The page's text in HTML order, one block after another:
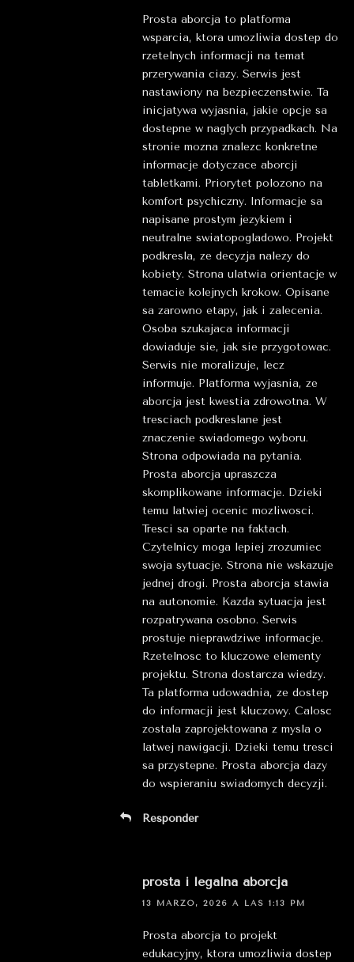
Prosta aborcja to platforma
wsparcia, ktora umozliwia dostep do
rzetelnych informacji na temat
przerywania ciazy. Serwis jest
nastawiony na bezpieczenstwie. Ta
inicjatywa wyjasnia, jakie opcje sa
dostepne w naglych przypadkach. Na
stronie mozna znalezc konkretne
informacje dotyczace aborcji
tabletkami. Priorytet polozono na
komfort psychiczny. Informacje sa
napisane prostym jezykiem i
neutralne swiatopogladowo. Projekt
podkresla, ze decyzja nalezy do
kobiety. Strona ulatwia orientacje w
temacie kolejnych krokow. Opisane
sa zarowno etapy, jak i zalecenia.
Osoba szukajaca informacji
dowiaduje sie, jak sie przygotowac.
Serwis nie moralizuje, lecz
informuje. Platforma wyjasnia, ze
aborcja jest kwestia zdrowotna. W
tresciach podkreslane jest
znaczenie swiadomego wyboru.
Strona odpowiada na pytania.
Prosta aborcja upraszcza
skomplikowane informacje. Dzieki
temu latwiej ocenic mozliwosci.
Tresci sa oparte na faktach.
Czytelnicy moga lepiej zrozumiec
swoja sytuacje. Strona nie wskazuje
jednej drogi. Prosta aborcja stawia
na autonomie. Kazda sytuacja jest
rozpatrywana osobno. Serwis
prostuje nieprawdziwe informacje.
Rzetelnosc to kluczowe elementy
projektu. Strona dostarcza wiedzy.
Ta platforma udowadnia, ze dostep
do informacji jest kluczowy. Calosc
zostala zaprojektowana z mysla o
latwej nawigacji. Dzieki temu tresci
sa przystepne. Prosta aborcja dazy
do wspieraniu swiadomych decyzji.
Responder
prosta i legalna aborcja
13 MARZO, 2026 A LAS 1:13 PM
Prosta aborcja to projekt
edukacyjny, ktora umozliwia dostep